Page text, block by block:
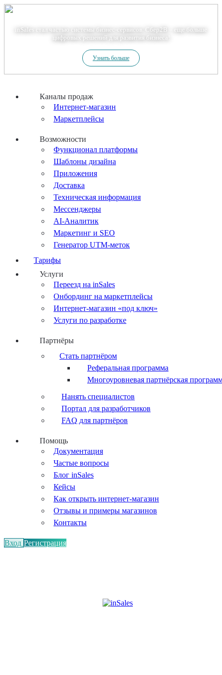
inSales стал частью системы бизнес-сервисов. Сбер2В – еще больше
цифровых решений для развития бизнеса!
Узнать больше
Каналы продаж
Интернет-магазин
Маркетплейсы
Возможности
Функционал платформы
Шаблоны дизайна
Приложения
Доставка
Техническая информация
Мессенджеры
AI-Аналитик
Маркетинг и SEO
Генератор UTM-меток
Тарифы
Услуги
Переезд на inSales
Онбординг на маркетплейсы
Интернет-магазин «под ключ»
Услуги по разработке
Партнёры
Стать партнёром
Реферальная программа
Многоуровневая партнёрская
Нанять специалистов
Портал для разработчиков
FAQ для партнёров
Помощь
Документация
Частые вопросы
Блог inSales
Кейсы
Как открыть интернет-магазин
Отзывы и примеры магазинов
Контакты
Вход Регистрация